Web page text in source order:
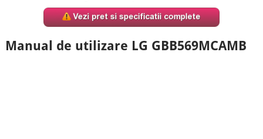
Manual de utilizare LG GBB569MCAMB